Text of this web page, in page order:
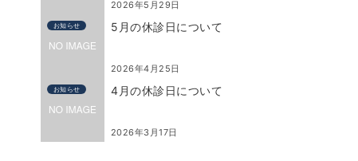
2026年5月29日
お知らせ 5月の休診日について
2026年4月25日
お知らせ 4月の休診日について
2026年3月17日